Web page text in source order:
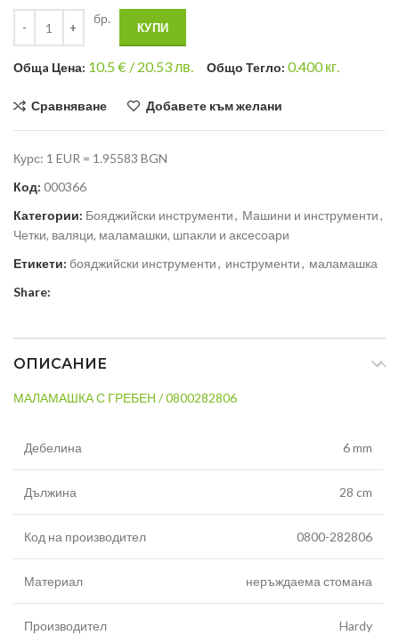
бр.
КУПИ
Общa Цена: 10.5€ / 20.53 лв. Общо Тегло: 0.400кг.
Сравняване Добавете към желани
Курс: 1 EUR = 1.95583 BGN
Код: 000366
Категории: Бояджийски инструменти, Машини и инструменти,
Четки, валяци, маламашки, шпакли и аксесоари
Етикети: бояджийски инструменти, инструменти, маламашка
Share:
ОПИСАНИЕ
МАЛАМАШКА С ГРЕБЕН / 0800282806
Дебелина 6 mm
Дължина 28 cm
Код на производител 0800-282806
Материал неръждаема стомана
Производител Hardy